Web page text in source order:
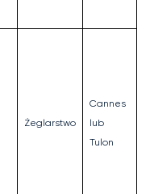
Żeglarstwo
Cannes
lub
Tulon